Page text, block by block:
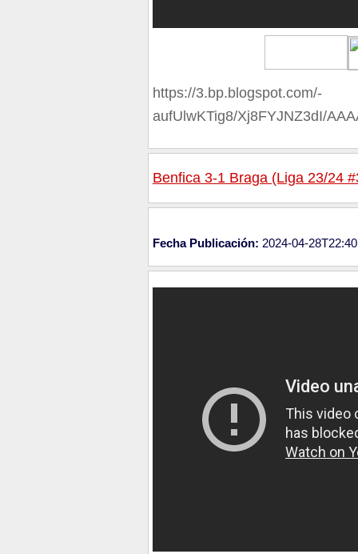
https://3.bp.blogspot.com/-
aufUlwKTig8/Xj8FYJNZ3dI/
Benfica 3-1 Braga (Liga 23/24
Fecha Publicación: 2024-04-